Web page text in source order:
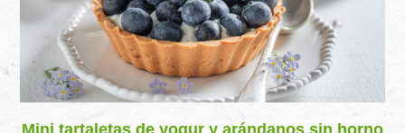
Mini tartaletas de yogur y arándanos sin horno